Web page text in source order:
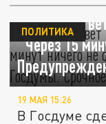
Жёсткий
"Через 15
ПОЛИТИКА
19 МАЯ 15:26
В Госдуме